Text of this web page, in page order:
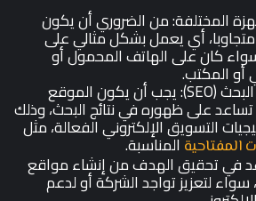
المختلفة: من الضروري أن يكون
أي يعمل بشكل مثالي على
كان على الهاتف المحمول أو
أو المكتب.
تحسين محركات البحث (SEO): يجب أن يكون الموقع
على ظهوره في نتائج البحث، وذلك
التسويق الإلكتروني الفعالة، مثل
المفتاحيةالمناسبة.
في تحقيق الهدف من إنشاء مواقع
سواء لتعزيز تواجد الشركة أو لدعم